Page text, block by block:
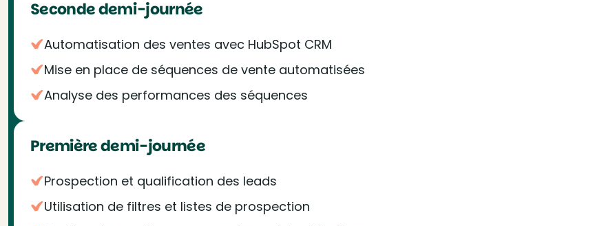
Seconde demi-journée
Automatisation des ventes avec HubSpot CRM
Mise en place de séquences de vente automatisées
Analyse des performances des séquences
Première demi-journée
Prospection et qualification des leads
Utilisation de filtres et listes de prospection